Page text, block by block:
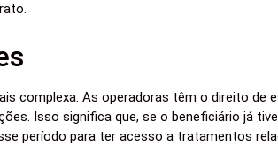
complexa. As operadoras têm o direito de
Isso significa que, se o beneficiário já
período para ter acesso a tratamentos